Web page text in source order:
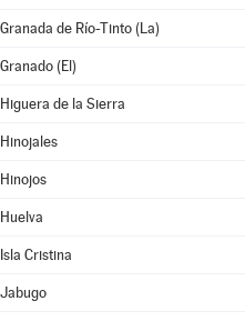
Granada de Río-Tinto (La)
Granado (El)
Higuera de la Sierra
Hinojales
Hinojos
Huelva
Isla Cristina
Jabugo